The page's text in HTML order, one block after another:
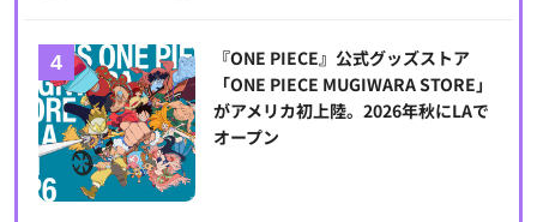
『ONE PIECE』公式グッズストア
「ONE PIECE MUGIWARA STORE」
がアメリカ初上陸。2026年秋にLAで
オープン